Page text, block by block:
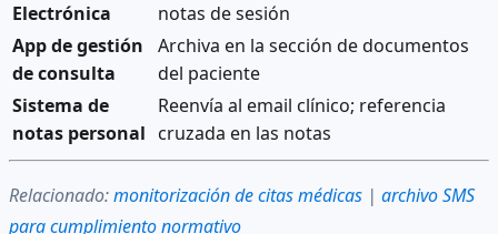
Electrónica
notas de sesión
App de gestión
de consulta
Archiva en la sección de documentos
del paciente
Sistema de
notas personal
Reenvía al email clínico; referencia
cruzada en las notas
Relacionado:monitorización de citas médicas | archivo SMS
para cumplimiento normativo